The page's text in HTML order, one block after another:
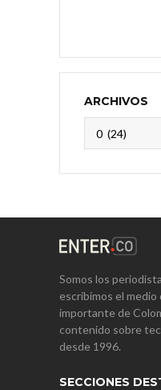
ARCHIVOS
Somos los
escribimos el
importante de
contenido sobre
desde 1996.
SECCIONES